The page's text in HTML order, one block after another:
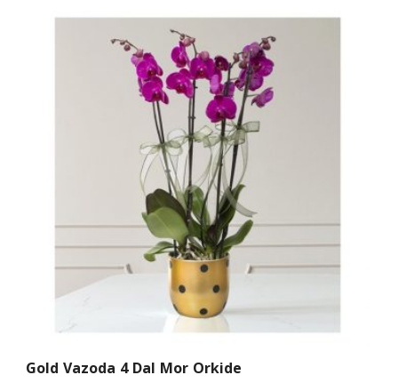
Gold Vazoda 4 Dal Mor Orkide